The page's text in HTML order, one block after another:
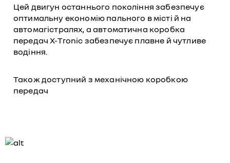
Цей двигун останнього покоління забезпечує
оптимальну економію пального в місті й на
автомагістралях, а автоматична коробка
передач X-Tronic забезпечує плавне й чутливе
водіння.
Також доступний з механічною коробкою
передач